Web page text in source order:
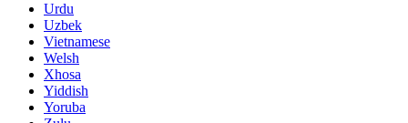
Urdu
Uzbek
Vietnamese
Welsh
Xhosa
Yiddish
Yoruba